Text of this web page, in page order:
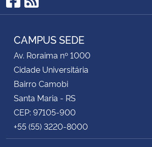
Facebook
RSS
CAMPUS SEDE
Av. Roraima nº 1000
Cidade Universitária
Bairro Camobi
Santa Maria - RS
CEP: 97105-900
+55 (55) 3220-8000